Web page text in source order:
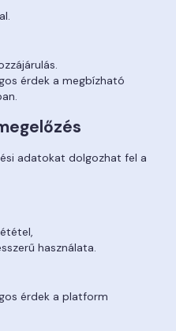
érdek a megbízható
adatokat dolgozhat fel a
használata.
érdek a platform